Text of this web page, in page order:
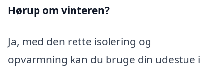
Hørup om vinteren?
Ja, med den rette isolering og
opvarmning kan du bruge din udestue i